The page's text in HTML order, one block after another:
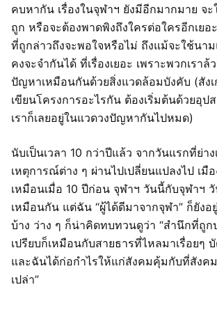
คบหากัน เรื่องในจุฬาฯ ยังมีอีกมากมาย จะ
ถูก หรือจะต้องพาดพิงถึงใครต่อใครอีกเยอ
ที่ถูกล่าวถึงจะพอใจหรือไม่ ถึงแม้จะใช้นา
คงจะจำกันได้ ที่เรื่องเยอะ เพราะพวกเรา
ปัญหาเหมือนกันด้วยสิ่งแวดล้อมบังคับ (สังเ
เขียนโครงการอะไรกัน ต้องเริ่มต้นด้วยอุ
เราก็เลยอยู่ในแวดวงปัญหากันไปหมด)
นับเป็นเวลา 10 กว่าปีแล้ว จากวันแรกที่ย่า
เหตุการณ์ต่าง ๆ ผ่านไปเปลี่ยนแปลงไป เมื
เหมือนเมื่อ 10 ปีก่อน จุฬาฯ วันนี้กับจุฬาฯ
เหมือนกัน แต่ฉัน “ผู้ได้ดีมาจากจุฬา” ก็ยังอ
บ้าง ว่าง ๆ ก็น่าคิดทบทวนดูว่า “สำนึกที่ถูก
เปรียบก็เหมือนกับสายธารที่ไหลมาเรื่อยๆ
และฉันได้ก่อกำไรให้แก่สังคมคุ้มกับที่สังค
เปล่า”